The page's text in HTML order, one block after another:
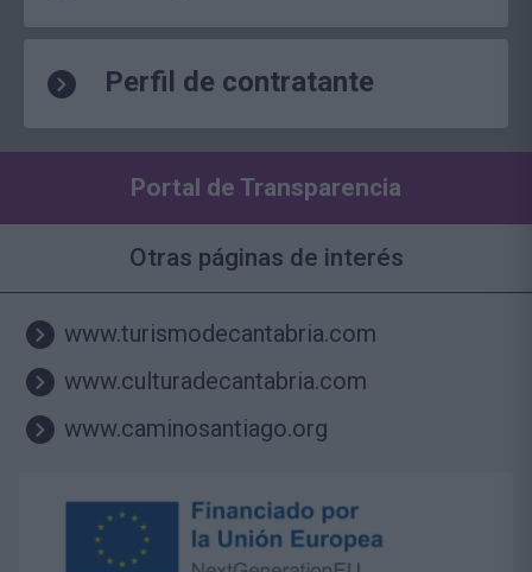
Perfil de contratante
Portal de Transparencia
Otras páginas de interés
www.turismodecantabria.com
www.culturadecantabria.com
www.caminosantiago.org